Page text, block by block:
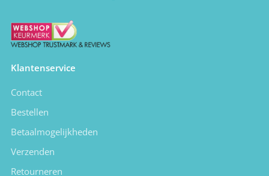
Klantenservice
Contact
Bestellen
Betaalmogelijkheden
Verzenden
Retourneren